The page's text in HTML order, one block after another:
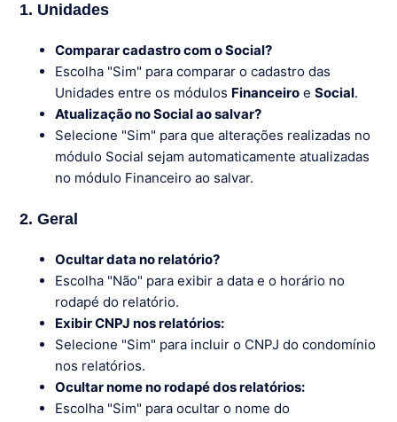
1. Unidades
Comparar cadastro com o Social?
Escolha "Sim" para comparar o cadastro das
Unidades entre os módulos Financeiro eSocial.
Atualização no Social ao salvar?
Selecione "Sim" para que alterações realizadas no
módulo Social sejam automaticamente atualizadas
no módulo Financeiro ao salvar.
2. Geral
Ocultar data no relatório?
Escolha "Não" para exibir a data e o horário no
rodapé do relatório.
Exibir CNPJ nos relatórios:
Selecione "Sim" para incluir o CNPJ do condomínio
nos relatórios.
Ocultar nome no rodapé dos relatórios:
Escolha "Sim" para ocultar o nome do